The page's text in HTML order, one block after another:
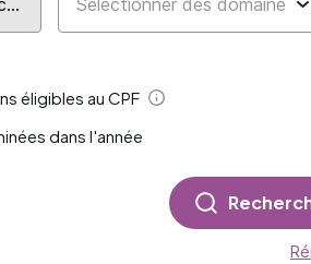
éligibles au CPF
Aide
dans l'année